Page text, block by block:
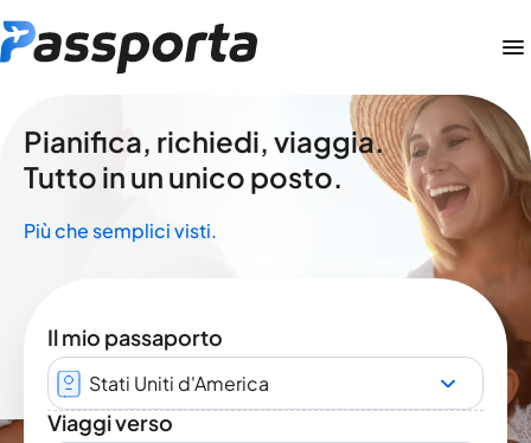
Pianifica, richiedi, viaggia.
Tutto in un unico posto.
Più che semplici visti.
Il mio passaporto
Stati Uniti d'America
Viaggi verso